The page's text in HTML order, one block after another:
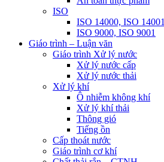
ISO
ISO 14000, ISO 14001
ISO 9000, ISO 9001
Giáo trình – Luận văn
Giáo trình Xử lý nước
Xử lý nước cấp
Xử lý nước thải
Xử lý khí
Ô nhiễm không khí
Xử lý khí thải
Thông gió
Tiếng ồn
Cấp thoát nước
Giáo trình cơ khí